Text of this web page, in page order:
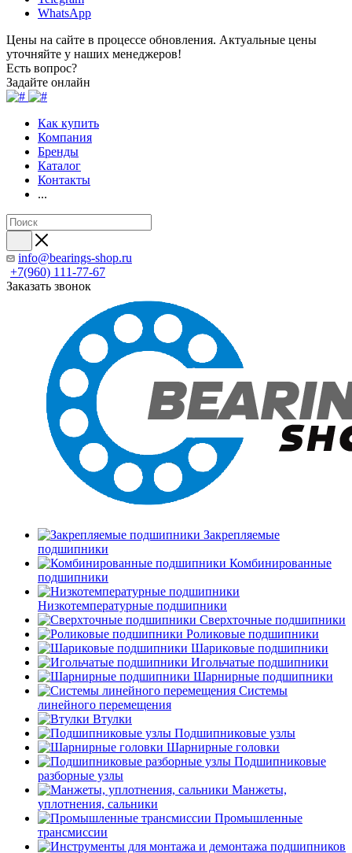
WhatsApp
Цены на сайте в процессе обновления. Актуальные цены
уточняйте у наших менеджеров!
Есть вопрос?
Задайте онлайн
Как купить
Компания
Бренды
Каталог
Контакты
...
info@bearings-shop.ru
+7(960) 111-77-67
Заказать звонок
Закрепляемые
подшипники
Комбинированные
подшипники
Низкотемпературные подшипники
Сверхточные подшипники
Роликовые подшипники
Шариковые подшипники
Игольчатые подшипники
Шарнирные подшипники
Системы
линейного перемещения
Втулки
Подшипниковые узлы
Шарнирные головки
Подшипниковые
разборные узлы
Манжеты,
уплотнения, сальники
Промышленные
трансмиссии